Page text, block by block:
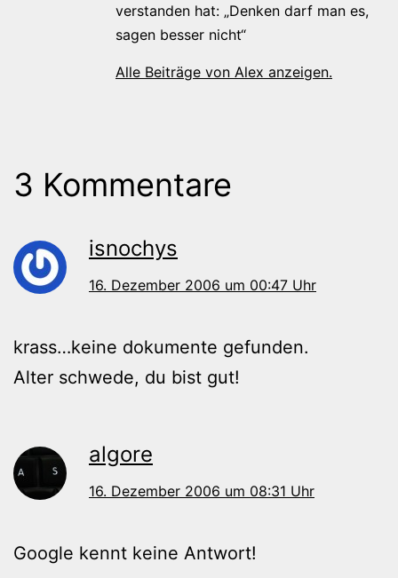
verstanden hat: „Denken darf man es,
sagen besser nicht“
Alle Beiträge von Alex anzeigen.
3 Kommentare
isnochys
16. Dezember 2006 um 00:47 Uhr
krass…keine dokumente gefunden.
Alter schwede, du bist gut!
algore
16. Dezember 2006 um 08:31 Uhr
Google kennt keine Antwort!